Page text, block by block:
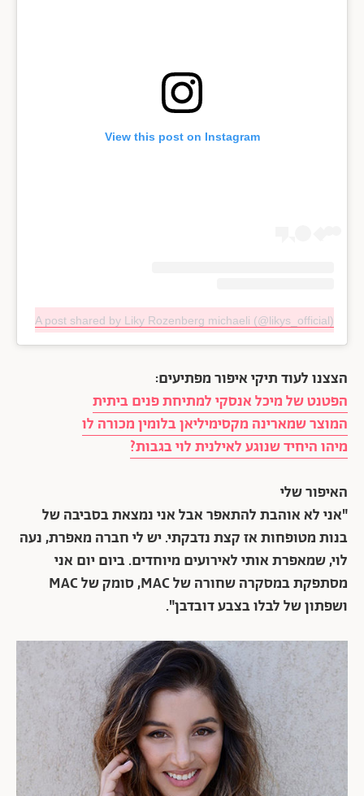
View this post on Instagram
A post shared by Liky Rozenberg michaeli (@likys_official)
הצצנו לעוד תיקי איפור מפתיעים:
הפטנט של מיכל אנסקי למתיחת פנים ביתית
המוצר שמארינה מקסימיליאן בלומין מכורה לו
מיהו היחיד שנוגע לאילנית לוי בגבות?
האיפור שלי
"אני לא אוהבת להתאפר אבל אני נמצאת בסביבה של
בנות מטופחות אז קצת נדבקתי. יש לי חברה מאפרת, נעה
לוי, שמאפרת אותי לאירועים מיוחדים. ביום יום אני
מסתפקת במסקרה שחורה של MAC, סומק של MAC
ושפתון של לבלו בצבע דובדבן".